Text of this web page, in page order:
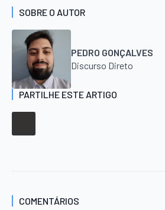
SOBRE O AUTOR
PEDRO GONÇALVES
Discurso Direto
PARTILHE ESTE ARTIGO
COMENTÁRIOS